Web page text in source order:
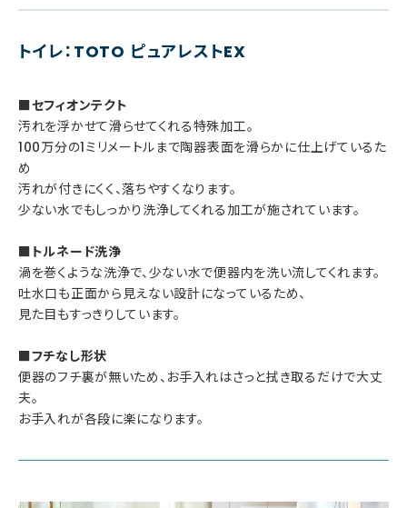
トイレ：TOTO ピュアレストEX
■セフィオンテクト
汚れを浮かせて滑らせてくれる特殊加工。
100万分の1ミリメートルまで陶器表面を滑らかに仕上げているた
め
汚れが付きにくく、落ちやすくなります。
少ない水でもしっかり洗浄してくれる加工が施されています。
■トルネード洗浄
渦を巻くような洗浄で、少ない水で便器内を洗い流してくれます。
吐水口も正面から見えない設計になっているため、
見た目もすっきりしています。
■フチなし形状
便器のフチ裏が無いため、お手入れはさっと拭き取るだけで大丈
夫。
お手入れが各段に楽になります。